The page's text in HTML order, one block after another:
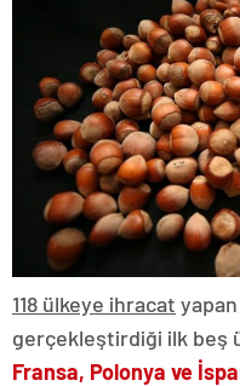
118 ülkeye ihracat
gerçekleştirdiği ilk beş
Fransa, Polonya ve